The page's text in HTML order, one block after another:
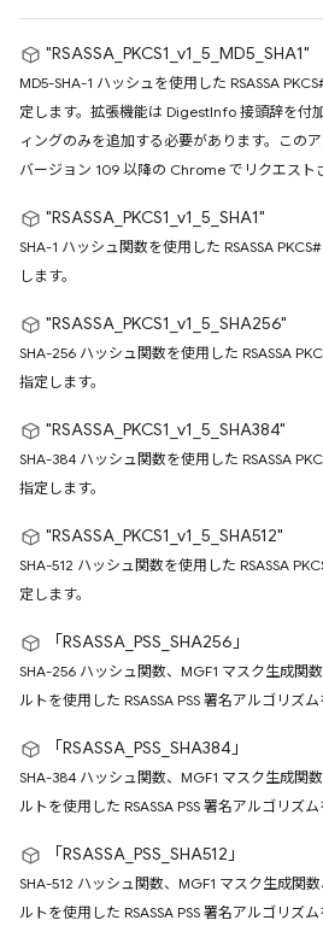
"RSASSA_PKCS1_v1_5_MD5_SHA1"
MD5-SHA-1 ハッシュを使用した RSASSA
定します。拡張機能は DigestInfo 接頭辞を付
ィングのみを追加する必要があります。この
バージョン 109 以降の Chrome でリクエスト
"RSASSA_PKCS1_v1_5_SHA1"
SHA-1 ハッシュ関数を使用した RSASSA
します。
"RSASSA_PKCS1_v1_5_SHA256"
SHA-256 ハッシュ関数を使用した RSASSA
指定します。
"RSASSA_PKCS1_v1_5_SHA384"
SHA-384 ハッシュ関数を使用した RSASSA
指定します。
"RSASSA_PKCS1_v1_5_SHA512"
SHA-512 ハッシュ関数を使用した RSASSA
定します。
「RSASSA_PSS_SHA256」
SHA-256 ハッシュ関数、MGF1 マスク生成関
ルトを使用した RSASSA PSS 署名アルゴリズム
「RSASSA_PSS_SHA384」
SHA-384 ハッシュ関数、MGF1 マスク生成関
ルトを使用した RSASSA PSS 署名アルゴリズム
「RSASSA_PSS_SHA512」
SHA-512 ハッシュ関数、MGF1 マスク生成関
ルトを使用した RSASSA PSS 署名アルゴリズム